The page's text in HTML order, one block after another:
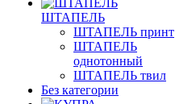
ШТАПЕЛЬ
ШТАПЕЛЬ принт
ШТАПЕЛЬ
однотонный
ШТАПЕЛЬ твил
Без категории